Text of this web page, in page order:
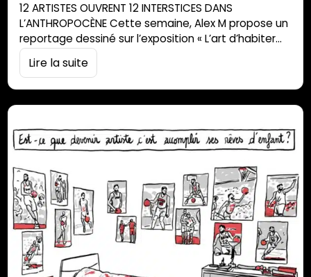
12 ARTISTES OUVRENT 12 INTERSTICES DANS
L’ANTHROPOCÈNE Cette semaine, Alex M propose un
reportage dessiné sur l’exposition « L’art d’habiter
comme on fait son nid » : soit la capacité à réduire
ce phénomène de séparation et de domination
Lire la suite